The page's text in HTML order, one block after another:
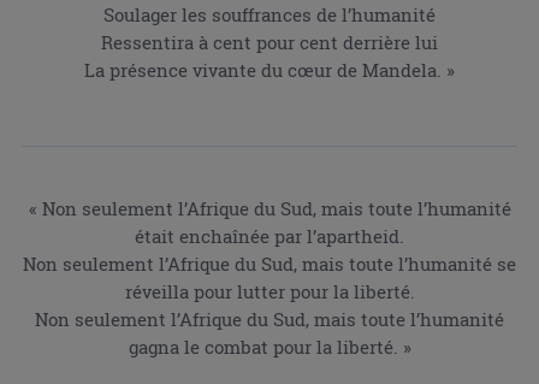
Soulager les souffrances de l’humanité
Ressentira à cent pour cent derrière lui
La présence vivante du cœur de Mandela. »
« Non seulement l’Afrique du Sud, mais toute l’humanité
était enchaînée par l’apartheid.
Non seulement l’Afrique du Sud, mais toute l’humanité se
réveilla pour lutter pour la liberté.
Non seulement l’Afrique du Sud, mais toute l’humanité
gagna le combat pour la liberté. »